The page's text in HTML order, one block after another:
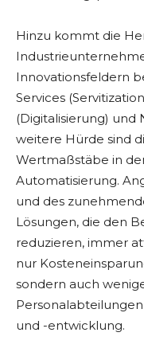
Hinzu kommt die
Innovationsfeldern
Services
(Digitalisierung) und
weitere Hürde sind
Wertmaßstäbe in
Automatisierung.
und des
Lösungen, die den
reduzieren, immer
nur
sondern auch
und -entwicklung.